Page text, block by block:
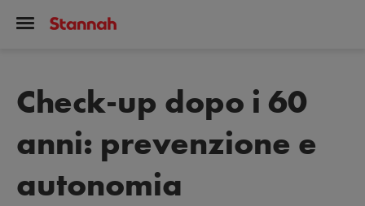
Check-up dopo i 60
anni: prevenzione e
autonomia